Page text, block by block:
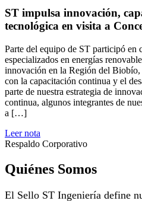
ST impulsa innovación,
tecnológica en visita a
Parte del equipo de ST participó en
especializados en energías
innovación en la Región del
con la capacitación continua y el
parte de nuestra estrategia de
continua, algunos integrantes de
a […]
Leer nota
Respaldo Corporativo
Quiénes Somos
El Sello ST Ingeniería define